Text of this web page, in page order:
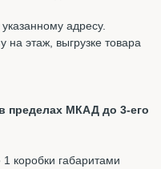
адресу.
на этаж, выгрузке товара
пределах МКАД до 3-его
коробки габаритами